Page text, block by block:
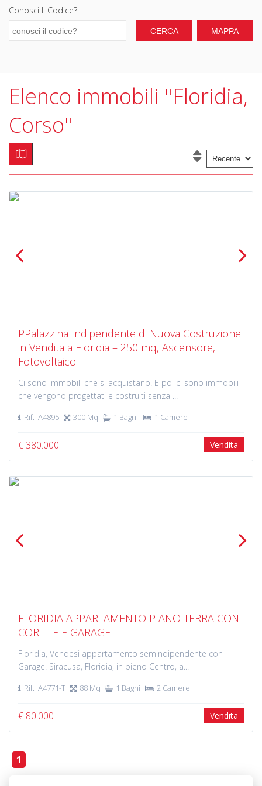
Conosci Il Codice?
Elenco immobili "Floridia,
Corso"
PPalazzina Indipendente di Nuova Costruzione
in Vendita a Floridia – 250 mq, Ascensore,
Fotovoltaico
Ci sono immobili che si acquistano. E poi ci sono immobili
che vengono progettati e costruiti senza ...
Rif. IA4895 300 Mq 1 Bagni 1 Camere
€ 380.000 Vendita
FLORIDIA APPARTAMENTO PIANO TERRA CON
CORTILE E GARAGE
Floridia, Vendesi appartamento semindipendente con
Garage. Siracusa, Floridia, in pieno Centro, a...
Rif. IA4771-T 88 Mq 1 Bagni 2 Camere
€ 80.000 Vendita
1